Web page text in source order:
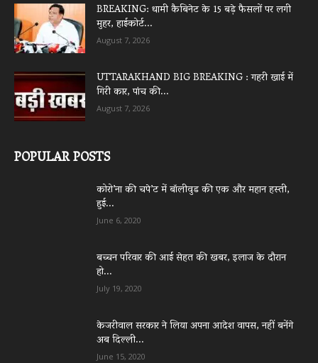
BREAKING: धामी कैबिनेट के 15 बड़े फैसलों पर लगी
मुहर, हाईकोर्ट...
August 7, 2026
UTTARAKHAND BIG BREAKING : गहरी खाई में
गिरी कार, पांच की...
August 7, 2026
POPULAR POSTS
कोरो’ना की चपे’ट में बॉलीवुड की एक और महान हस्ती,
हुई...
June 6, 2020
बच्चन परिवार की आई सेहत की खबर, इलाज के दौरान
हो...
July 19, 2020
केजरीवाल सरकार ने लिया अपना आदेश वापस, नहीं बनेंगे
अब दिल्ली...
June 15, 2020